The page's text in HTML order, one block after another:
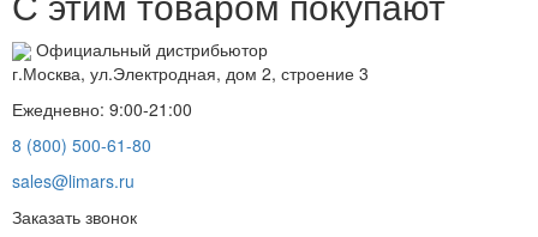
Официальный дистрибьютор
г.Москва, ул.Электродная, дом 2, строение 3
Ежедневно: 9:00-21:00
8 (800) 500-61-80
sales@limars.ru
Заказать звонок